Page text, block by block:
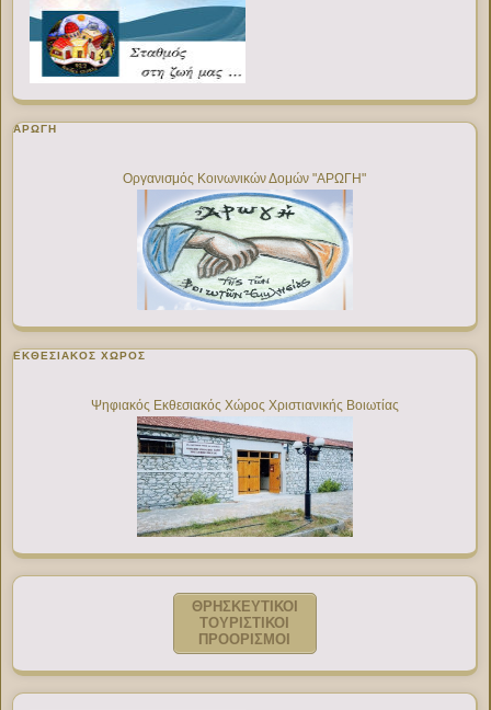
ΑΡΩΓΗ
Οργανισμός Κοινωνικών Δομών "ΑΡΩΓΗ"
ΕΚΘΕΣΙΑΚΌΣ ΧΏΡΟΣ
Ψηφιακός Εκθεσιακός Χώρος Χριστιανικής Βοιωτίας
ΘΡΗΣΚΕΥΤΙΚΟΙ
ΤΟΥΡΙΣΤΙΚΟΙ
ΠΡΟΟΡΙΣΜΟΙ